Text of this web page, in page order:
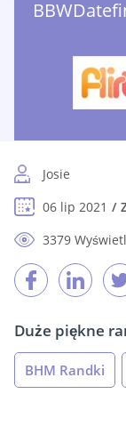
Josie
06 lip 2021
3379
Duże piękne
BHM Randki